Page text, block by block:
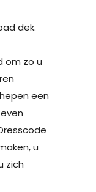
dek.
om zo u
een
u
zich